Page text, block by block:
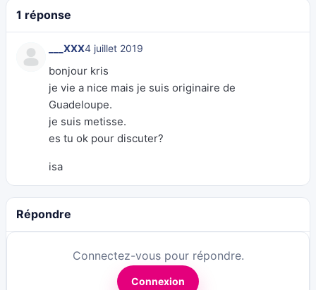
1 réponse
___XXX4 juillet 2019
bonjour kris
je vie a nice mais je suis originaire de
Guadeloupe.
je suis metisse.
es tu ok pour discuter?
isa
Répondre
Connectez-vous pour répondre.
Connexion